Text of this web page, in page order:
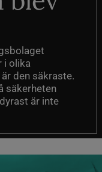
i olika
den säkraste.
säkerheten
är inte